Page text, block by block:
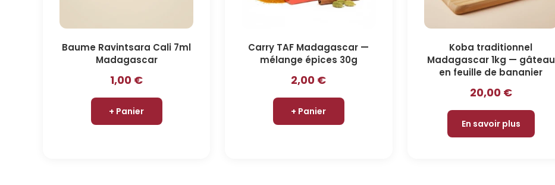
Baume Ravintsara Cali 7ml
Madagascar
1,00 €
+ Panier
Carry TAF Madagascar —
mélange épices 30g
2,00 €
+ Panier
Koba traditionnel
Madagascar 1kg — gâteau
en feuille de bananier
20,00 €
En savoir plus